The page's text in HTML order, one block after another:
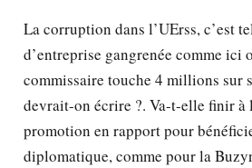
La corruption dans l’UErss, c’est
d’entreprise gangrenée comme ici
commissaire touche 4 millions sur
devrait-on écrire ?. Va-t-elle finir à
promotion en rapport pour
diplomatique, comme pour la